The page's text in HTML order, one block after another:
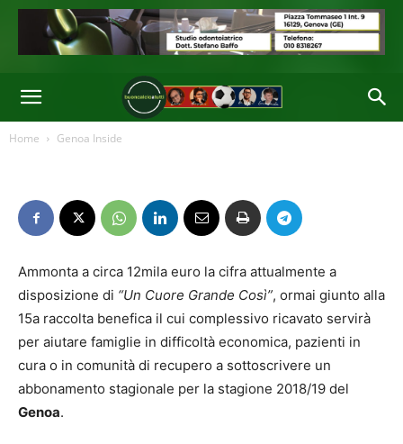
Home Genoa Inside
Ammonta a circa 12mila euro la cifra attualmente a
disposizione di “Un Cuore Grande Così”, ormai giunto alla
15a raccolta benefica il cui complessivo ricavato servirà
per aiutare famiglie in difficoltà economica, pazienti in
cura o in comunità di recupero a sottoscrivere un
abbonamento stagionale per la stagione 2018/19 del
Genoa.